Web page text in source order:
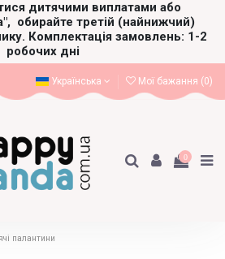
дитячими виплатами або
обирайте третій (найнижчий)
Комплектація замовлень: 1-2
робочих дні
Українська Мої бажання (0)
0
палантини